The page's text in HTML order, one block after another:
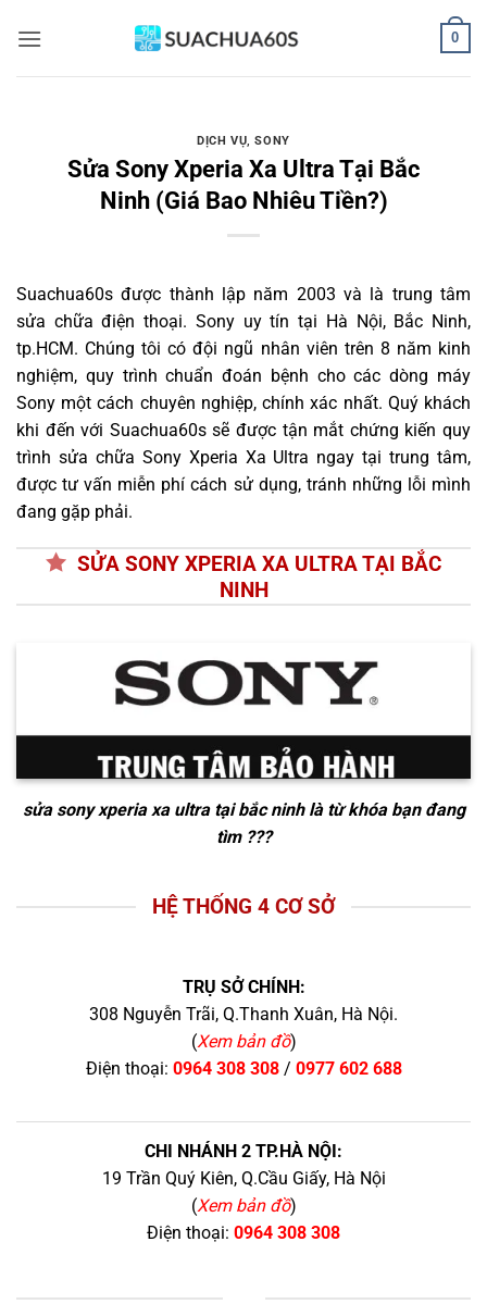
qua
0
DỊCH VỤ,SONY
Sửa Sony Xperia Xa Ultra Tại Bắc
Ninh (Giá Bao Nhiêu Tiền?)
Suachua60s được thành lập năm 2003 và là trung tâm
sửa chữa điện thoại. Sony uy tín tại Hà Nội, Bắc Ninh,
tp.HCM. Chúng tôi có đội ngũ nhân viên trên 8 năm kinh
nghiệm, quy trình chuẩn đoán bệnh cho các dòng máy
Sony một cách chuyên nghiệp, chính xác nhất. Quý khách
khi đến với Suachua60s sẽ được tận mắt chứng kiến quy
trình sửa chữa Sony Xperia Xa Ultra ngay tại trung tâm,
được tư vấn miễn phí cách sử dụng, tránh những lỗi mình
đang gặp phải.
SỬA SONY XPERIA XA ULTRA TẠI BẮC
NINH
sửa sony xperia xa ultra tại bắc ninhlà từ khóa bạn đang
tìm ???
HỆ THỐNG 4 CƠ SỞ
TRỤ SỞ CHÍNH:
308 Nguyễn Trãi, Q.Thanh Xuân, Hà Nội.
(Xem bản đồ)
Điện thoại: 0964 308 308/ 0977 602 688
CHI NHÁNH 2 TP.HÀ NỘI:
19 Trần Quý Kiên, Q.Cầu Giấy, Hà Nội
(Xem bản đồ)
Điện thoại: 0964 308 308